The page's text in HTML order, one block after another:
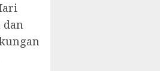
dan